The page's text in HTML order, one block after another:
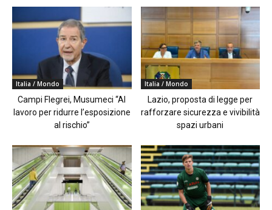
Italia / Mondo
Campi Flegrei, Musumeci “Al
lavoro per ridurre l’esposizione
al rischio”
Italia / Mondo
Lazio, proposta di legge per
rafforzare sicurezza e vivibilità
spazi urbani